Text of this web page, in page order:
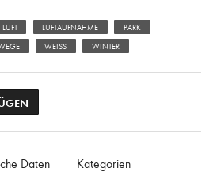
LUFT LUFTAUFNAHME PARK
WEISS WINTER
Daten Kategorien